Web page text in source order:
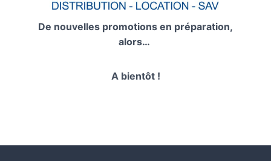
De nouvelles promotions en préparation,
alors…
A bientôt !